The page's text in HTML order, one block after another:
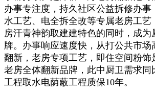
办事专注度，持久社区公益拆修办事
水工艺、电全拆全改等专属老房工艺
房汗青神韵取建建特色的同时，成为
牌。办事响应速度快，从打公共市场
翻新，老房专项工艺，即住空间粉饰
老房全体翻新品牌，此中厨卫需求同
工程取水电荫蔽工程质保10年。